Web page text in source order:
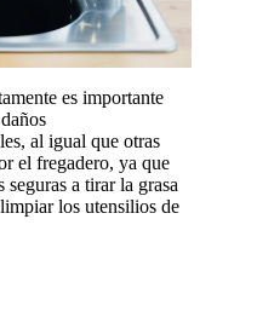
es importante
al igual que otras
el fregadero, ya que
a tirar la grasa
los utensilios de